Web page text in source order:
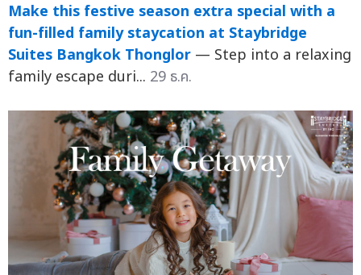
Make this festive season extra special with a
fun-filled family staycation at Staybridge
Suites Bangkok Thonglor — Step into a relaxing
family escape duri... 29 ธ.ค.